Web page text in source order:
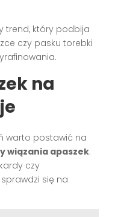
trend, który podbija
czy pasku torebki
na
warto postawić na
wiązania apaszek.
czy
się na